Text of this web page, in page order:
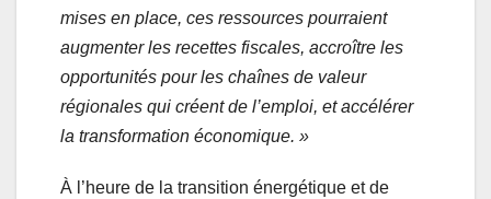
mises en place, ces ressources pourraient
augmenter les recettes fiscales, accroître les
opportunités pour les chaînes de valeur
régionales qui créent de l’emploi, et accélérer
la transformation économique. »
À l’heure de la transition énergétique et de